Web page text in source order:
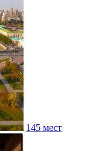
145 мест